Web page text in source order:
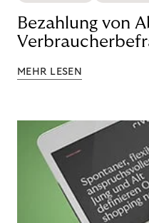
Bezahlung von
MEHR LESEN